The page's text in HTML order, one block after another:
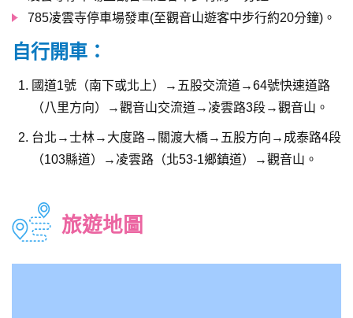
785凌雲寺停車場發車(至觀音山遊客中步行約20分鐘)。
自行開車：
國道1號（南下或北上）→五股交流道→64號快速道路
（八里方向）→觀音山交流道→凌雲路3段→觀音山。
台北→士林→大度路→關渡大橋→五股方向→成泰路4段
（103縣道）→凌雲路（北53-1鄉鎮道）→觀音山。
旅遊地圖